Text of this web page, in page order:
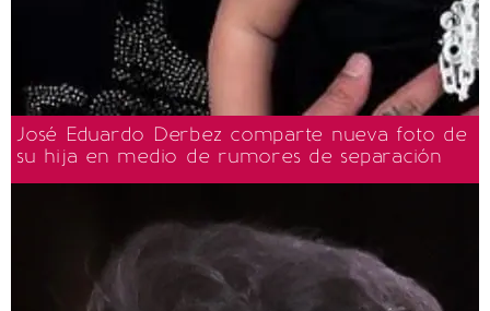
José Eduardo Derbez comparte nueva foto de
su hija en medio de rumores de separación